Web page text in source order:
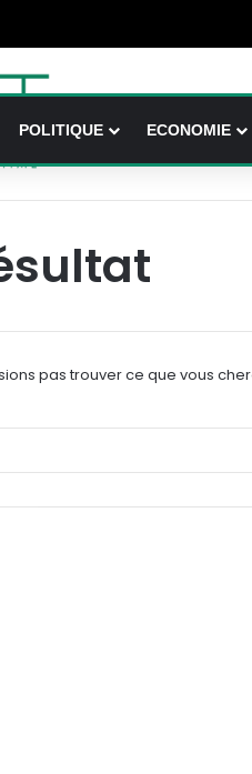
POLITIQUE ECONOMIE
pas trouver ce que vous